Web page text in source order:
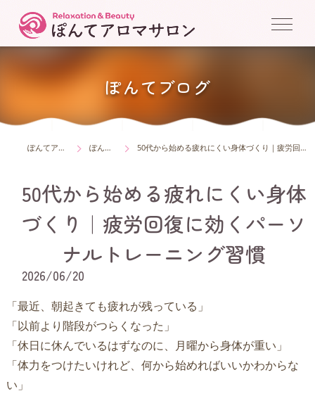
ぽんてブログ
ぽんてアロマサロン ぽんてブログ 50代から始める疲れにくい身体づくり｜疲労回復に効くパーソナルトレーニング習慣
50代から始める疲れにくい身体
づくり｜疲労回復に効くパーソ
ナルトレーニング習慣
2026/06/20
「最近、朝起きても疲れが残っている」
「以前より階段がつらくなった」
「休日に休んでいるはずなのに、月曜から身体が重い」
「体力をつけたいけれど、何から始めればいいかわからな
い」